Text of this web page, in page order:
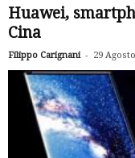
Huawei,
Cina
Filippo Carignani - 29